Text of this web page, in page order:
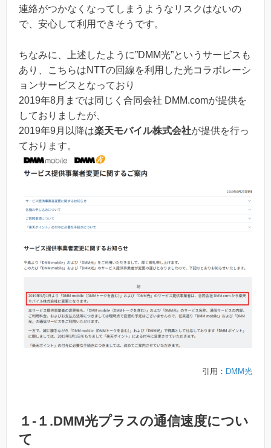
連絡がつかなくなってしまうようなリスクはないの
で、安心して利用できそうです。
ちなみに、上述したように”DMM光”というサービスも
あり、こちらはNTTの回線を利用した光コラボレーシ
ョンサービスとなっており
2019年8月までは同じく合同会社 DMM.comが提供を
しておりましたが、
2019年9月以降は楽天モバイル株式会社が提供を行っ
ております。
引用： DMM光
１-１.DMM光プラスの通信速度につい
て